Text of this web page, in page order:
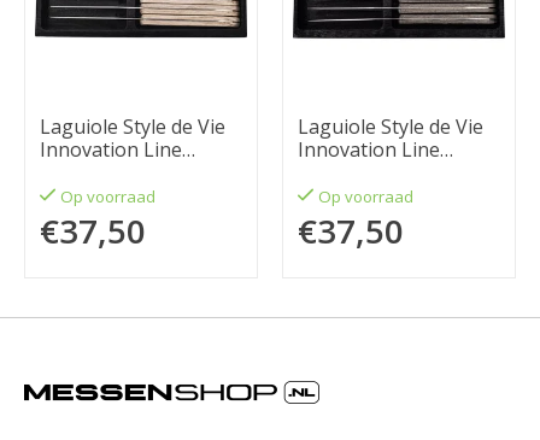
Laguiole Style de Vie
Innovation Line
delig eikenhout
Op voorraad
€37,50
Laguiole Style de Vie
Innovation Line
delig glad pakkahout
Op voorraad
€37,50